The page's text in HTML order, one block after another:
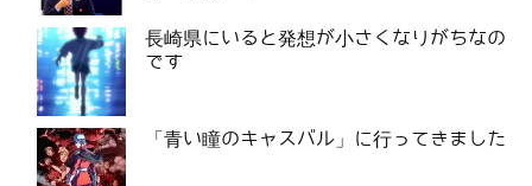
長崎県にいると発想が小さくなりがちなの
です
「青い瞳のキャスバル」に行ってきました